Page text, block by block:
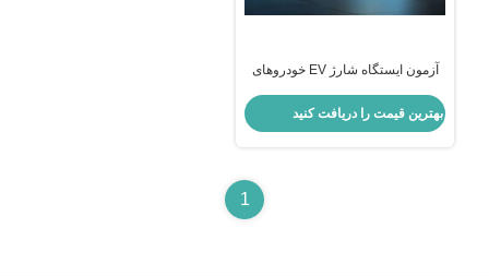
آزمون ایستگاه شارژ EV خودروهای
آزمون GB/T
بهترین قیمت را دریافت کنید
1